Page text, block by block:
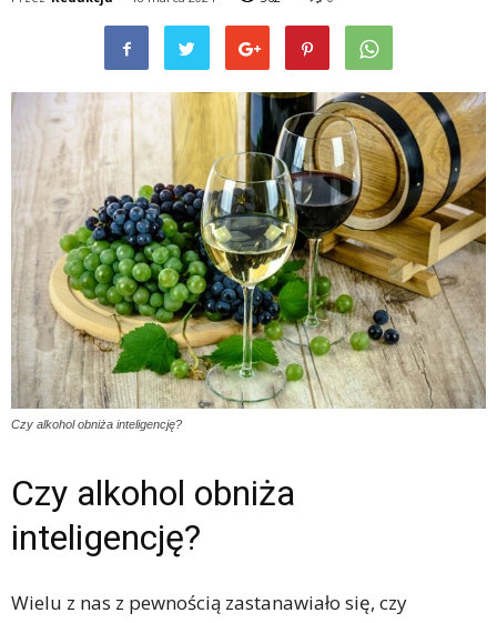
Czy alkohol obniża inteligencję?
Czy alkohol obniża
inteligencję?
Wielu z nas z pewnością zastanawiało się, czy